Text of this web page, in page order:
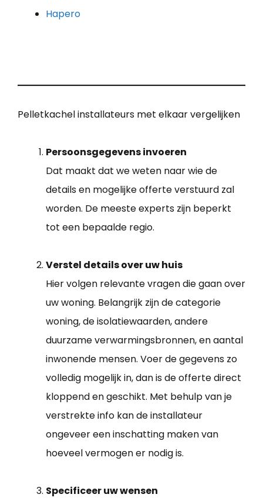
Hapero
Pelletkachel installateurs met elkaar vergelijken
Persoonsgegevens invoeren
Dat maakt dat we weten naar wie de
details en mogelijke offerte verstuurd zal
worden. De meeste experts zijn beperkt
tot een bepaalde regio.
Verstel details over uw huis
Hier volgen relevante vragen die gaan over
uw woning. Belangrijk zijn de categorie
woning, de isolatiewaarden, andere
duurzame verwarmingsbronnen, en aantal
inwonende mensen. Voer de gegevens zo
volledig mogelijk in, dan is de offerte direct
kloppend en geschikt. Met behulp van je
verstrekte info kan de installateur
ongeveer een inschatting maken van
hoeveel vermogen er nodig is.
Specificeer uw wensen